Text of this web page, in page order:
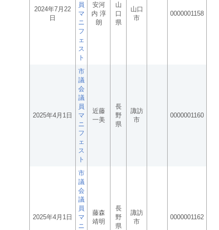
2024年7月22
日
員
マ
ニ
フ
ェ
ス
ト
安河
内 淳
朗
山
口
県
山口
市
0000001158
2025年4月1日
市
議
会
議
員
マ
ニ
フ
ェ
ス
ト
近藤
一美
長
野
県
諏訪
市
0000001160
2025年4月1日
市
議
会
議
員
マ
ニ
藤森
靖明
長
野
県
諏訪
市
0000001162